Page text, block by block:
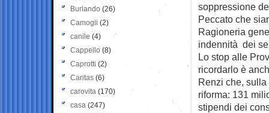
soppressione
Peccato che
Ragioneria
indennità dei
Lo stop alle
ricordarlo è
Renzi che,
riforma: 131
stipendi dei
Burlando (26)
Camogli (2)
canile (4)
Cappello (8)
Caprotti (2)
Caritas (6)
carovita (170)
casa (247)